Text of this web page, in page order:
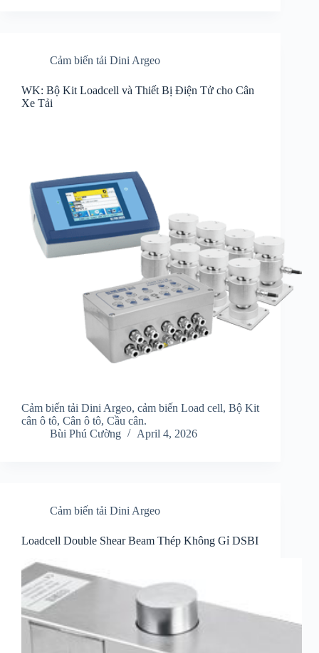
Cảm biến tải Dini Argeo
WK: Bộ Kit Loadcell và Thiết Bị Điện Tử cho Cân
Xe Tải
Cảm biến tải Dini Argeo, cảm biến Load cell, Bộ Kit
cân ô tô, Cân ô tô, Cầu cân.
Bùi Phú Cường
April 4, 2026
Cảm biến tải Dini Argeo
Loadcell Double Shear Beam Thép Không Gỉ DSBI